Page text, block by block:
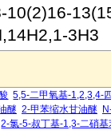
10(2)16-
3H3
5,5-二甲氧基-1,2,3,4-
醚 2-甲苯缩水甘油醚
2-氯-5-叔丁基-1,3-二硝